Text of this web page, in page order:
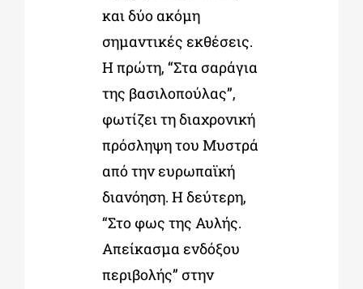
και δύο ακόμη
σημαντικές εκθέσεις.
Η πρώτη, “Στα σαράγια
της βασιλοπούλας”,
φωτίζει τη διαχρονική
πρόσληψη του Μυστρά
από την ευρωπαϊκή
διανόηση. Η δεύτερη,
“Στο φως της Αυλής.
Απείκασμα ενδόξου
περιβολής” στην